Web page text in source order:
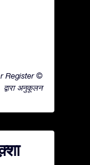
Register ©
द्वारा अनुकूलन